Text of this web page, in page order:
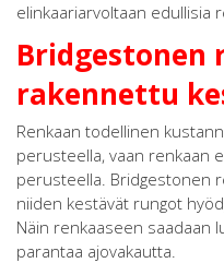
elinkaariarvoltaan edullisia
Bridgestonen
rakennettu
Renkaan todellinen
perusteella, vaan renkaan
perusteella. Bridgestonen
niiden kestävät rungot
Näin renkaaseen saadaan
parantaa ajovakautta.